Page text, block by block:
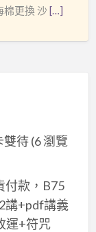
棉更換 沙 […]
雙待(6 瀏覽
付款，B75
講+pdf講義
運+符咒